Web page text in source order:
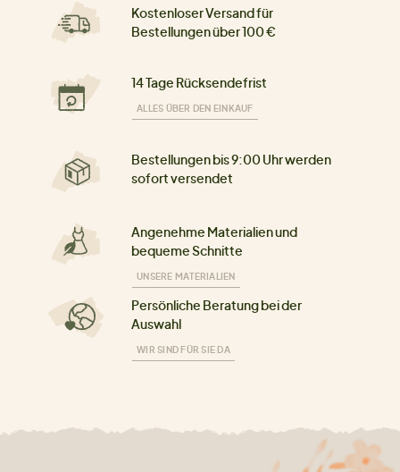
Kostenloser Versand für
Bestellungen über 100 €
14 Tage Rücksendefrist
ALLES ÜBER DEN EINKAUF
Bestellungen bis 9:00 Uhr werden
sofort versendet
Angenehme Materialien und
bequeme Schnitte
UNSERE MATERIALIEN
Persönliche Beratung bei der
Auswahl
WIR SIND FÜR SIE DA